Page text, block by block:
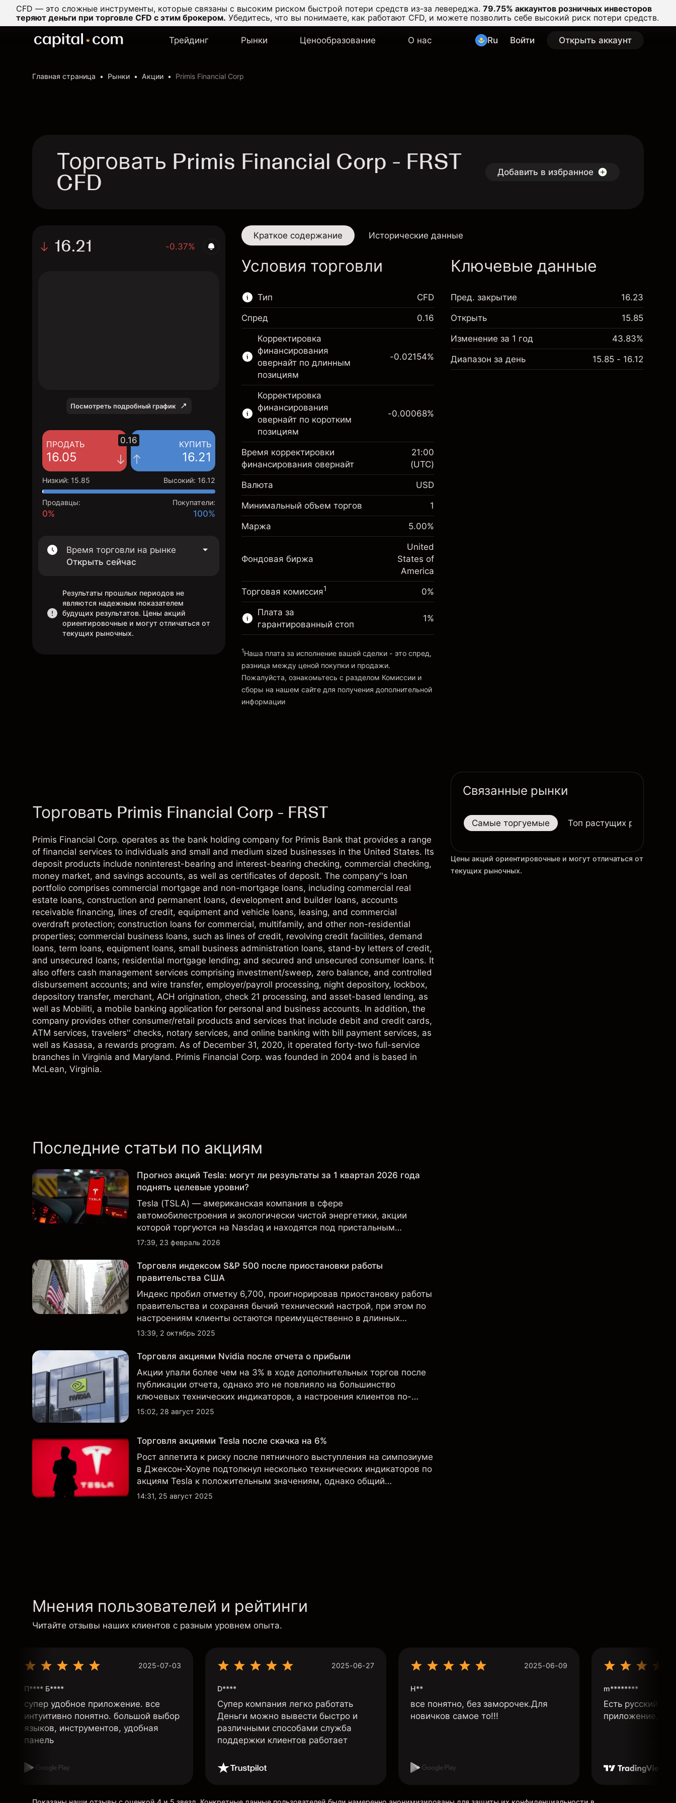
CFD — это сложные инструменты, которые связаны с высоким риском быстрой потери средств из-за левереджа. 79.75% аккаунтов розничных инвесторов
теряют деньги при торговле CFD с этим брокером. Убедитесь, что вы понимаете, как работают CFD, и можете позволить себе высокий риск потери средств.
Трейдинг Рынки Ценообразование О нас Ru Войти Открыть аккаунт
Главная страница Рынки Акции Primis Financial Corp
Торговать Primis Financial Corp - FRST
CFD Добавить в избранное
16.21 -0.37%
Посмотреть подробный график
ПРОДАТЬ
16.05
КУПИТЬ
16.21
0.16
Низкий: 15.85 Высокий: 16.12
Продавцы:
0%
Покупатели:
100%
Время торговли на рынке
Открыть сейчас
Результаты прошлых периодов не
являются надежным показателем
будущих результатов. Цены акций
ориентировочные и могут отличаться от
текущих рыночных.
Краткое содержание Исторические данные
Условия торговли
Тип
Этот финансовый рынок доступен для
торговли CFD.
Подробнее о:
CFD
CFD
Спред 0.16
Корректировка
финансирования
овернайт по длинным
позициям
Маржа. Ваши
инвестиции
$1,000.00
Корректировка за
овернайт
Сборы рассчитываются от
полной стоимости позиции
-0.02154
Размер сделки с левереджем ~
$20,000.00
Средства от левереджа ~ $
$19,000.00
Перейти на платформу
-0.02154%
Корректировка
финансирования
овернайт по коротким
позициям
Маржа. Ваши
$1,000.00
Корректировка за
Сборы рассчитываются от
полной стоимости позиции
-0.000682
(-$0.14)
Размер сделки с левереджем ~
Средства от левереджа ~ $
Перейти на платформу
-0.00068%
Время корректировки
финансирования овернайт
21:00
(UTC)
Валюта USD
Минимальный объем торгов 1
Маржа 5.00%
Фондовая биржа
United
States of
America
Торговая комиссия1 0%
Плата за
гарантированный стоп
«Комиссии и сборы»
1%
1Наша плата за исполнение вашей сделки - это спред,
разница между ценой покупки и продажи.
Пожалуйста, ознакомьтесь с разделом Комиссии и
сборы на нашем сайте для получения дополнительной
информации
Ключевые данные
Пред. закрытие 16.23
Открыть 15.85
Изменение за 1 год 43.83%
Диапазон за день 15.85 - 16.12
Торговать Primis Financial Corp - FRST
Primis Financial Corp. operates as the bank holding company for Primis Bank that provides a range
of financial services to individuals and small and medium sized businesses in the United States. Its
deposit products include noninterest-bearing and interest-bearing checking, commercial checking,
money market, and savings accounts, as well as certificates of deposit. The company''s loan
portfolio comprises commercial mortgage and non-mortgage loans, including commercial real
estate loans, construction and permanent loans, development and builder loans, accounts
receivable financing, lines of credit, equipment and vehicle loans, leasing, and commercial
overdraft protection; construction loans for commercial, multifamily, and other non-residential
properties; commercial business loans, such as lines of credit, revolving credit facilities, demand
loans, term loans, equipment loans, small business administration loans, stand-by letters of credit,
and unsecured loans; residential mortgage lending; and secured and unsecured consumer loans. It
also offers cash management services comprising investment/sweep, zero balance, and controlled
disbursement accounts; and wire transfer, employer/payroll processing, night depository, lockbox,
depository transfer, merchant, ACH origination, check 21 processing, and asset-based lending, as
well as Mobiliti, a mobile banking application for personal and business accounts. In addition, the
company provides other consumer/retail products and services that include debit and credit cards,
ATM services, travelers'' checks, notary services, and online banking with bill payment services, as
well as Kasasa, a rewards program. As of December 31, 2020, it operated forty-two full-service
branches in Virginia and Maryland. Primis Financial Corp. was founded in 2004 and is based in
McLean, Virginia.
Последние статьи по акциям
Прогноз акций Tesla: могут ли результаты за 1 квартал 2026 года
поднять целевые уровни?
Tesla (TSLA) — американская компания в сфере
автомобилестроения и экологически чистой энергетики, акции
которой торгуются на Nasdaq и находятся под пристальным
вниманием инвесторов в связи с финансовыми результатами,
17:39, 23 февраль 2026
Торговля индексом S&P 500 после приостановки работы
правительства США
Индекс пробил отметку 6,700, проигнорировав приостановку работы
правительства и сохраняя бычий технический настрой, при этом по
настроениям клиенты остаются преимущественно в длинных
позициях.
13:39, 2 октябрь 2025
Торговля акциями Nvidia после отчета о прибыли
Акции упали более чем на 3% в ходе дополнительных торгов после
публикации отчета, однако это не повлияло на большинство
ключевых технических индикаторов, а настроения клиентов по-
прежнему остаются крайне оптимистичными.
15:02, 28 август 2025
Торговля акциями Tesla после скачка на 6%
Рост аппетита к риску после пятничного выступления на симпозиуме
в Джексон-Хоуле подтолкнул несколько технических индикаторов по
акциям Tesla к положительным значениям, однако общий
технический обзор по-прежнему не изменился ни на дневном, ни на
14:31, 25 август 2025
Связанные рынки
Самые торгуемые Топ растущих рынков
Цены акций ориентировочные и могут отличаться от
текущих рыночных.
Мнения пользователей и рейтинги
Читайте отзывы наших клиентов с разным уровнем опыта.
2025-07-03
П**** Б****
супер удобное приложение. все
интуитивно понятно. большой выбор
языков, инструментов, удобная
панель
2025-06-27
D****
Супер компания легко работать
Деньги можно вывести быстро и
различными способами служба
поддержки клиентов работает
2025-06-09
Н**
все понятно, без заморочек.Для
новичков самое то!!!
m********
Есть русский
приложение,